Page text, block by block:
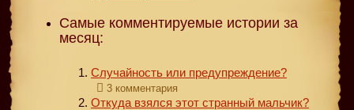
Самые комментируемые истории за
месяц:
Случайность или предупреждение?
3 комментария
Откуда взялся этот странный мальчик?